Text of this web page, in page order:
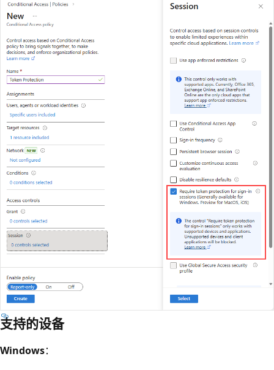
支持的设备
Windows：